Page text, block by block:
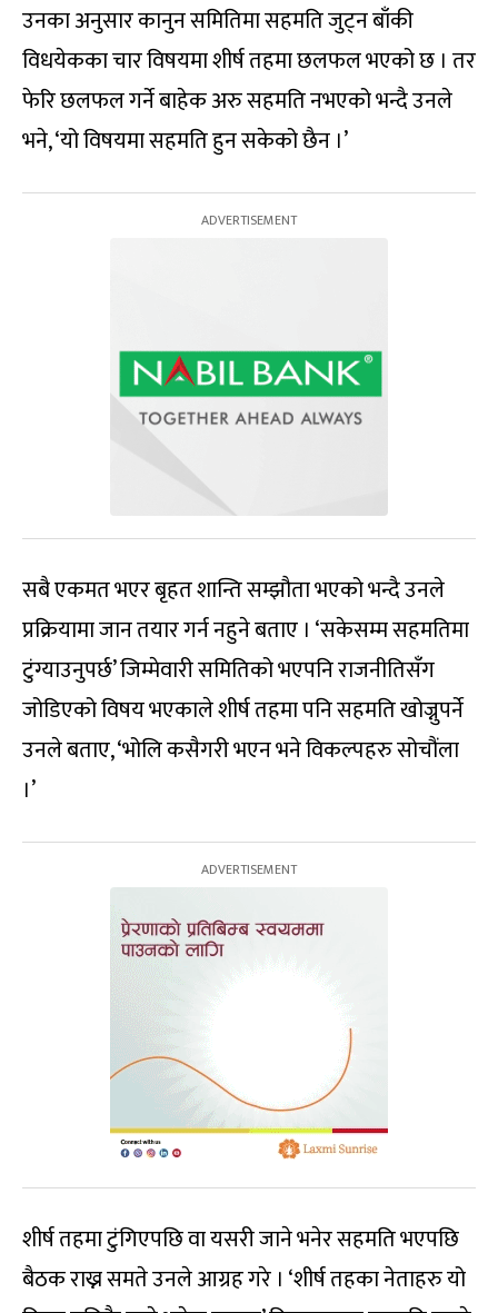
उनका अनुसार कानुन समितिमा सहमति जुट्न बाँकी
विधयेकका चार विषयमा शीर्ष तहमा छलफल भएको छ । तर
फेरि छलफल गर्ने बाहेक अरु सहमति नभएको भन्दै उनले
भने, ‘यो विषयमा सहमति हुन सकेको छैन ।’
सबै एकमत भएर बृहत शान्ति सम्झौता भएको भन्दै उनले
प्रक्रियामा जान तयार गर्न नहुने बताए । ‘सकेसम्म सहमतिमा
टुंग्याउनुपर्छ’ जिम्मेवारी समितिको भएपनि राजनीतिसँग
जोडिएको विषय भएकाले शीर्ष तहमा पनि सहमति खोज्नुपर्ने
उनले बताए, ‘भोलि कसैगरी भएन भने विकल्पहरु सोचौंला
।’
शीर्ष तहमा टुंगिएपछि वा यसरी जाने भनेर सहमति भएपछि
बैठक राख्न समते उनले आग्रह गरे । ‘शीर्ष तहका नेताहरु यो